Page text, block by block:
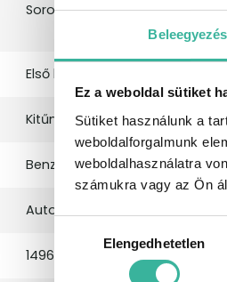
Beleegyezés
Ez a weboldal sütiket
Sütiket használunk a
weboldalforgalmunk
weboldalhasználatra
számukra vagy az Ön
kiválasztásaElengedhetetlen
Soros
Első kerék
Kitűnő
Benzin
Automata sebességváltó
1496 cm³